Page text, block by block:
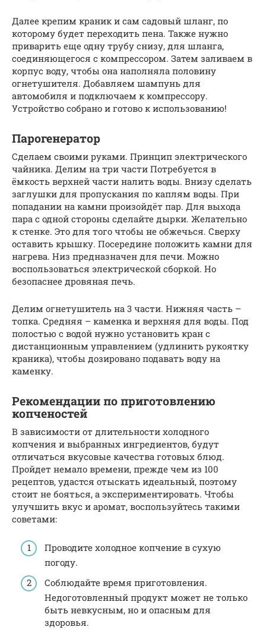
Далее крепим краник и сам садовый шланг, по
которому будет переходить пена. Также нужно
приварить еще одну трубу снизу, для шланга,
соединяющегося с компрессором. Затем заливаем в
корпус воду, чтобы она наполняла половину
огнетушителя. Добавляем шампунь для
автомобиля и подключаем к компрессору.
Устройство собрано и готово к использованию!
Парогенератор
Сделаем своими руками. Принцип электрического
чайника. Делим на три части Потребуется в
ёмкость верхней части налить воды. Внизу сделать
заглушки для пропускания по каплям воды. При
попадании на камни произойдёт пар. Для выхода
пара с одной стороны сделайте дырки. Желательно
к стенке. Это для того чтобы не обжечься. Сверху
оставить крышку. Посередине положить камни для
нагрева. Низ предназначен для печи. Можно
воспользоваться электрической сборкой. Но
безопаснее дровяная печь.
Делим огнетушитель на 3 части. Нижняя часть –
топка. Средняя – каменка и верхняя для воды. Под
полостью с водой нужно установить кран с
дистанционным управлением (удлинить рукоятку
краника), чтобы дозировано подавать воду на
каменку.
Рекомендации по приготовлению
копченостей
В зависимости от длительности холодного
копчения и выбранных ингредиентов, будут
отличаться вкусовые качества готовых блюд.
Пройдет немало времени, прежде чем из 100
рецептов, удастся отыскать идеальный, поэтому
стоит не бояться, а экспериментировать. Чтобы
улучшить вкус и аромат, воспользуйтесь такими
советами:
Проводите холодное копчение в сухую
погоду.
Соблюдайте время приготовления.
Недоготовленный продукт может не только
быть невкусным, но и опасным для
здоровья.